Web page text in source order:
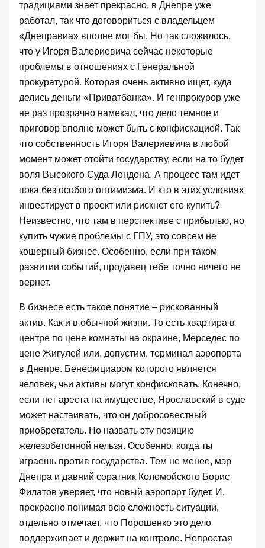
традициями знает прекрасно, в Днепре уже
работал, так что договориться с владельцем
«Днеправиа» вполне мог бы. Но так сложилось,
что у Игоря Валериевича сейчас некоторые
проблемы в отношениях с Генеральной
прокуратурой. Которая очень активно ищет, куда
делись деньги «Приватбанка». И генпрокурор уже
не раз прозрачно намекал, что дело темное и
приговор вполне может быть с конфискацией. Так
что собственность Игоря Валериевича в любой
момент может отойти государству, если на то будет
воля Высокого Суда Лондона. А процесс там идет
пока без особого оптимизма. И кто в этих условиях
инвестирует в проект или рискнет его купить?
Неизвестно, что там в перспективе с прибылью, но
купить чужие проблемы с ГПУ, это совсем не
кошерный бизнес. Особенно, если при таком
развитии событий, продавец тебе точно ничего не
вернет.
В бизнесе есть такое понятие – рискованный
актив. Как и в обычной жизни. То есть квартира в
центре по цене комнаты на окраине, Мерседес по
цене Жигулей или, допустим, терминал аэропорта
в Днепре. Бенефициаром которого является
человек, чьи активы могут конфисковать. Конечно,
если нет ареста на имуществе, Ярославский в суде
может настаивать, что он добросовестный
приобретатель. Но назвать эту позицию
железобетонной нельзя. Особенно, когда ты
играешь против государства. Тем не менее, мэр
Днепра и давний соратник Коломойского Борис
Филатов уверяет, что новый аэропорт будет. И,
прекрасно понимая всю сложность ситуации,
отдельно отмечает, что Порошенко это дело
поддерживает и держит на контроле. Непростая